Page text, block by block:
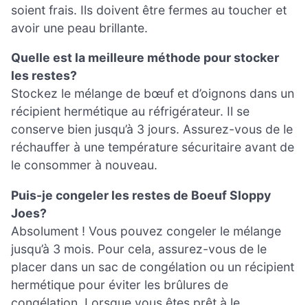
soient frais. Ils doivent être fermes au toucher et
avoir une peau brillante.
Quelle est la meilleure méthode pour stocker
les restes?
Stockez le mélange de bœuf et d’oignons dans un
récipient hermétique au réfrigérateur. Il se
conserve bien jusqu’à 3 jours. Assurez-vous de le
réchauffer à une température sécuritaire avant de
le consommer à nouveau.
Puis-je congeler les restes de Boeuf Sloppy
Joes?
Absolument ! Vous pouvez congeler le mélange
jusqu’à 3 mois. Pour cela, assurez-vous de le
placer dans un sac de congélation ou un récipient
hermétique pour éviter les brûlures de